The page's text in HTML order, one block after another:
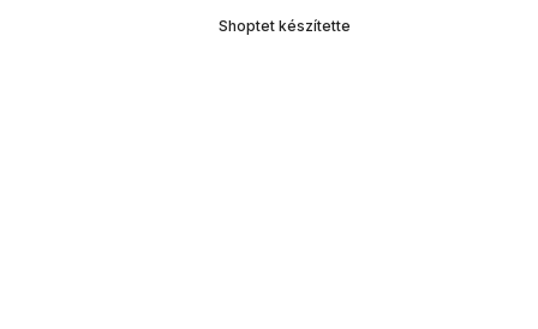
Shoptet készítette